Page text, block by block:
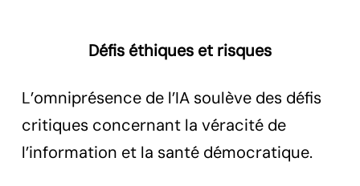
Défis éthiques et risques
L’omniprésence de l’IA soulève des défis
critiques concernant la véracité de
l’information et la santé démocratique.